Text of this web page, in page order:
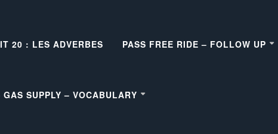
20 : LES ADVERBES PASS FREE RIDE – FOLLOW UP
SUPPLY – VOCABULARY